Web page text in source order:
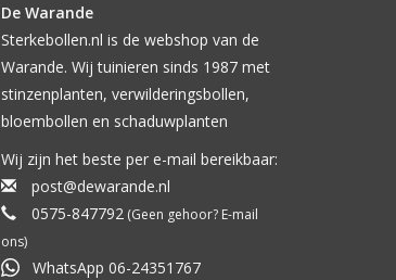
De Warande
Sterkebollen.nl is de webshop van de
Warande. Wij tuinieren sinds 1987 met
stinzenplanten, verwilderingsbollen,
bloembollen en schaduwplanten
Wij zijn het beste per e-mail bereikbaar:
post@dewarande.nl
0575-847792(Geen gehoor? E-mail
ons)
WhatsApp 06-24351767